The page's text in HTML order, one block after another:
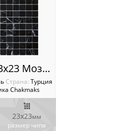
Black silk 23x23 Мозаика Chakmaks
Cтрана: Турция
Chakmaks
23х23мм
размер чипа